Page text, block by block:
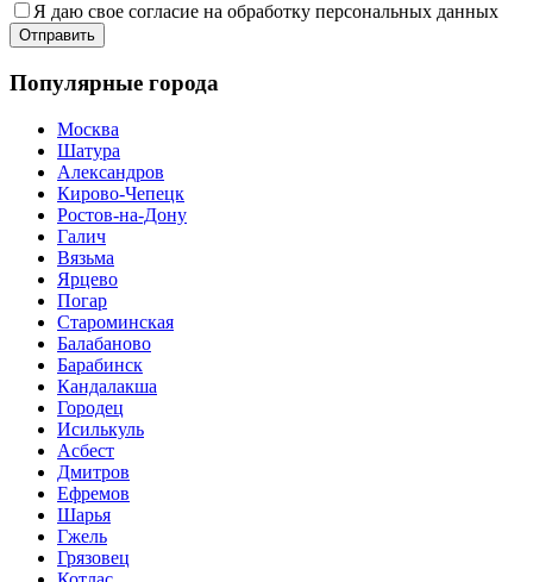
Я даю свое согласие на обработку персональных данных
Популярные города
Москва
Шатура
Александров
Кирово-Чепецк
Ростов-на-Дону
Галич
Вязьма
Ярцево
Погар
Староминская
Балабаново
Барабинск
Кандалакша
Городец
Исилькуль
Асбест
Дмитров
Ефремов
Шарья
Гжель
Грязовец